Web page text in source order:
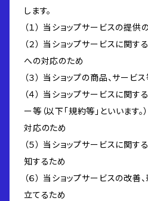
します。
（１） 当ショップサービスの提供
（２） 当ショップサービスに関
への対応のため
（３） 当ショップの商品、サービ
（４） 当ショップサービスに関す
ー等（以下「規約等」といいます
対応のため
（５） 当ショップサービスに関
知するため
（６） 当ショップサービスの改
立てるため